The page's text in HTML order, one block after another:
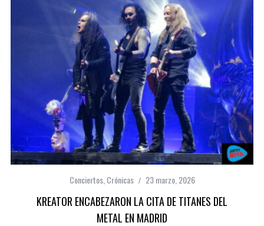
Conciertos, Crónicas 23 marzo, 2026
KREATOR ENCABEZARON LA CITA DE TITANES DEL
METAL EN MADRID